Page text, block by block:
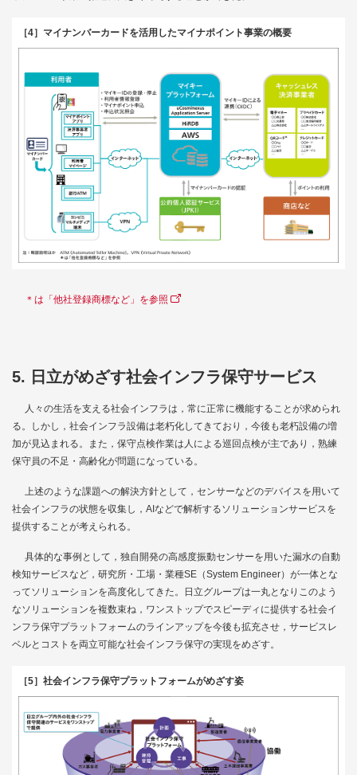
［4］マイナンバーカードを活用したマイナポイント事業の概要
＊は「他社登録商標など」を参照
5. 日立がめざす社会インフラ保守サービス
人々の生活を支える社会インフラは，常に正常に機能することが求められ
る。しかし，社会インフラ設備は老朽化してきており，今後も老朽設備の増
加が見込まれる。また，保守点検作業は人による巡回点検が主であり，熟練
保守員の不足・高齢化が問題になっている。
上述のような課題への解決方針として，センサーなどのデバイスを用いて
社会インフラの状態を収集し，AIなどで解析するソリューションサービスを
提供することが考えられる。
具体的な事例として，独自開発の高感度振動センサーを用いた漏水の自動
検知サービスなど，研究所・工場・業種SE（System Engineer）が一体とな
ってソリューションを高度化してきた。日立グループは一丸となりこのよう
なソリューションを複数束ね，ワンストップでスピーディに提供する社会イ
ンフラ保守プラットフォームのラインアップを今後も拡充させ，サービスレ
ベルとコストを両立可能な社会インフラ保守の実現をめざす。
［5］社会インフラ保守プラットフォームがめざす姿